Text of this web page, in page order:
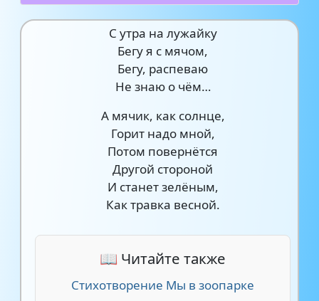
С утра на лужайку
Бегу я с мячом,
Бегу, распеваю
Не знаю о чём…
А мячик, как солнце,
Горит надо мной,
Потом повернётся
Другой стороной
И станет зелёным,
Как травка весной.
📖 Читайте также
Стихотворение Мы в зоопарке